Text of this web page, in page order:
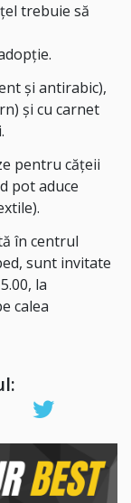
trebuie să
și antirabic),
și cu carnet
pentru cățeii
pot aduce
în centrul
sunt invitate
la
calea